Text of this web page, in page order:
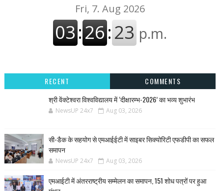
RECENT
COMMENTS
श्री वेंक्टेश्वरा विश्वविद्यालय में ‘दीक्षारम्भ-2026’ का भव्य शुभारंभ
NewsUP 24x7 Aug 03, 2026
सी-डैक के सहयोग से एमआईईटी में साइबर सिक्योरिटी एफडीपी का सफल
समापन
NewsUP 24x7 Aug 03, 2026
एमआईटी में अंतरराष्ट्रीय सम्मेलन का समापन, 151 शोध पत्रों पर हुआ